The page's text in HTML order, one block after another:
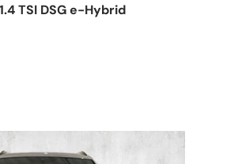
TSI DSG e-Hybrid